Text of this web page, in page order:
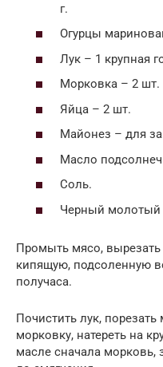
г.
Огурцы
Лук – 1 крупная
Морковка – 2 шт.
Яйца – 2 шт.
Майонез – для
Масло
Соль.
Черный молотый
Промыть мясо, вырезать
кипящую, подсоленную
получаса.
Почистить лук,
морковку, натереть на
масле сначала морковь,